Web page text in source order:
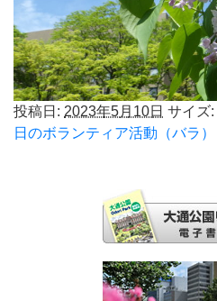
投稿日: 2023年5月10日 サイズ:
日のボランティア活動（バラ）